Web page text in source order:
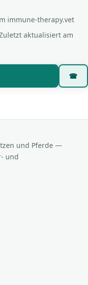
immune-therapy.vet
Zuletzt aktualisiert am
☎
und Pferde —
und